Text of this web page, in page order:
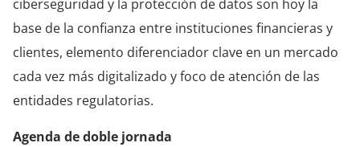
ciberseguridad y la protección de datos son hoy la
base de la confianza entre instituciones financieras y
clientes, elemento diferenciador clave en un mercado
cada vez más digitalizado y foco de atención de las
entidades regulatorias.
Agenda de doble jornada